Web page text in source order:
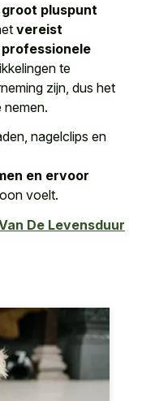
pluspunt
vereist
te
zijn, dus het
nemen.
nagelclips en
en ervoor
voelt.
De Levensduur